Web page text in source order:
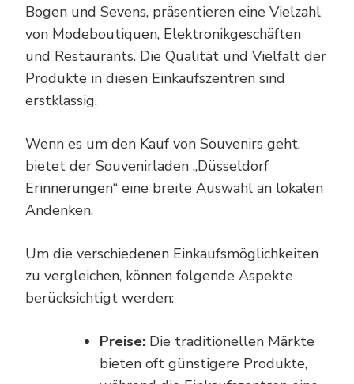
Bogen und Sevens, präsentieren eine Vielzahl
von Modeboutiquen, Elektronikgeschäften
und Restaurants. Die Qualität und Vielfalt der
Produkte in diesen Einkaufszentren sind
erstklassig.
Wenn es um den Kauf von Souvenirs geht,
bietet der Souvenirladen „Düsseldorf
Erinnerungen“ eine breite Auswahl an lokalen
Andenken.
Um die verschiedenen Einkaufsmöglichkeiten
zu vergleichen, können folgende Aspekte
berücksichtigt werden:
Preise: Die traditionellen Märkte
bieten oft günstigere Produkte,